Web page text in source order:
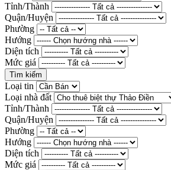
Tỉnh/Thành
Quận/Huyện
Phường
Hướng
Diện tích
Mức giá
Loại tin
Loại nhà đất
Tỉnh/Thành
Quận/Huyện
Phường
Hướng
Diện tích
Mức giá